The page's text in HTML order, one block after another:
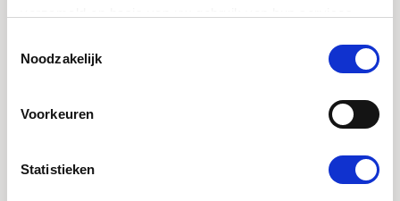
Noodzakelijk
Voorkeuren
Statistieken